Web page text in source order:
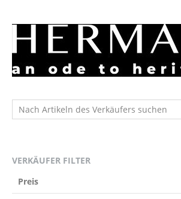
VERKÄUFER FILTER
Preis